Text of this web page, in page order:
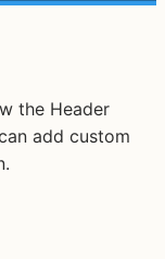
the Header
add custom